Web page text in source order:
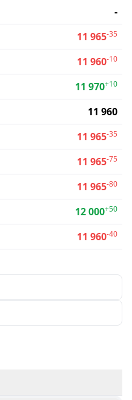
-
11 965-35
11 960-10
11 970+10
11 960
11 965-35
11 965-75
11 965-80
12 000+50
11 960-40